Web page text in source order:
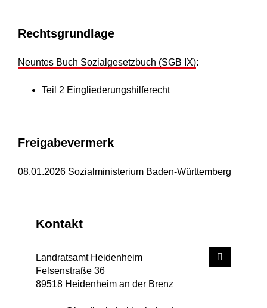
Rechtsgrundlage
Neuntes Buch Sozialgesetzbuch (SGB IX):
Teil 2 Eingliederungshilferecht
Freigabevermerk
08.01.2026 Sozialministerium Baden-Württemberg
Kontakt
Landratsamt Heidenheim
Felsenstraße 36
89518 Heidenheim an der Brenz